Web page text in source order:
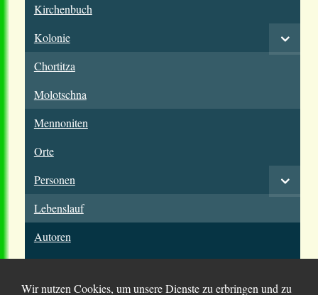
Kirchenbuch
Kolonie
Chortitza
Molotschna
Mennoniten
Orte
Personen
Lebenslauf
Autoren
Wir nutzen Cookies, um unsere Dienste zu erbringen und zu